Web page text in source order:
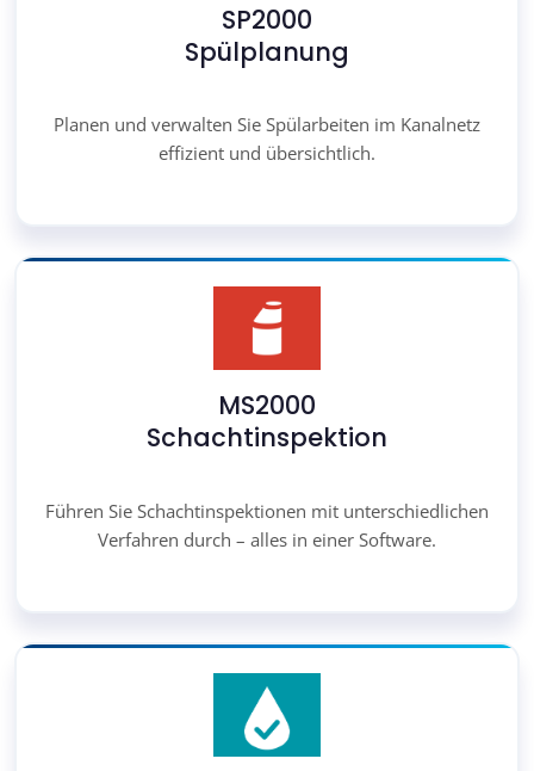
SP2000
Spülplanung
Planen und verwalten Sie Spülarbeiten im Kanalnetz
effizient und übersichtlich.
MS2000
Schachtinspektion
Führen Sie Schachtinspektionen mit unterschiedlichen
Verfahren durch – alles in einer Software.